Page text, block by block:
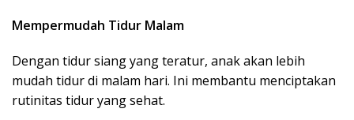
Mempermudah Tidur Malam
Dengan tidur siang yang teratur, anak akan lebih
mudah tidur di malam hari. Ini membantu menciptakan
rutinitas tidur yang sehat.